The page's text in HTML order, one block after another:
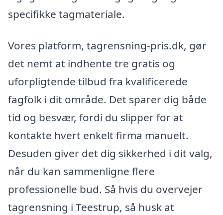
specifikke tagmateriale.
Vores platform, tagrensning-pris.dk, gør
det nemt at indhente tre gratis og
uforpligtende tilbud fra kvalificerede
fagfolk i dit område. Det sparer dig både
tid og besvær, fordi du slipper for at
kontakte hvert enkelt firma manuelt.
Desuden giver det dig sikkerhed i dit valg,
når du kan sammenligne flere
professionelle bud. Så hvis du overvejer
tagrensning i Teestrup, så husk at